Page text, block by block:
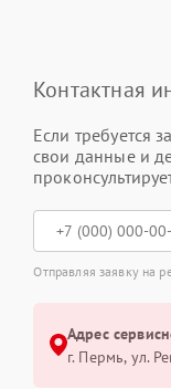
Контактная
Если требуется
свои данные и
Отправляя заявку на
Адрес
г. Пермь, ул.